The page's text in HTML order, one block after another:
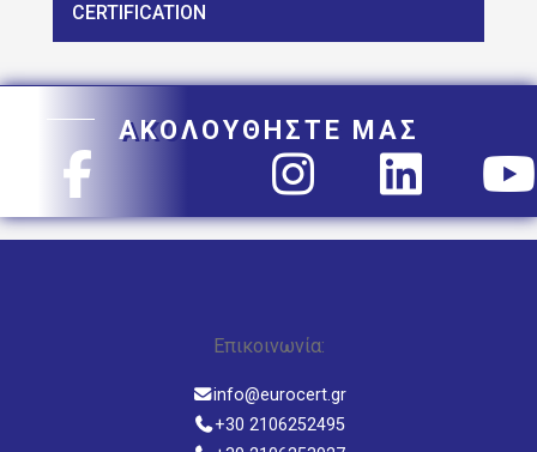
CERTIFICATION
ΑΚΟΛΟΥΘΗΣΤΕ ΜΑΣ
Επικοινωνία:
info@eurocert.gr
+30 2106252495